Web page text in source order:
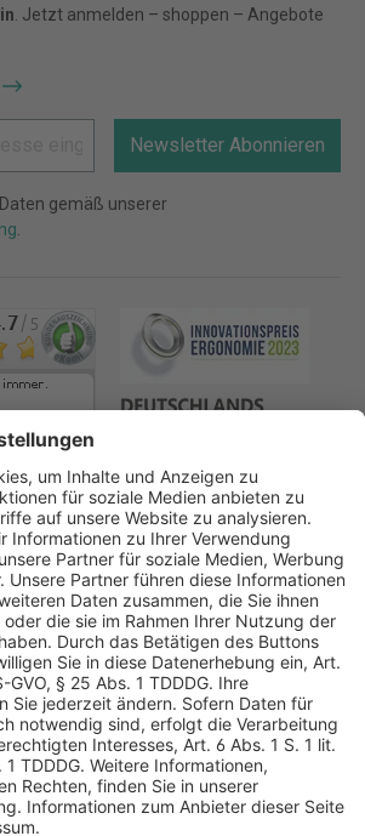
. Jetzt anmelden – shoppen – Angebote
Newsletter Abonnieren
gemäß unserer
Impressum
Compliance